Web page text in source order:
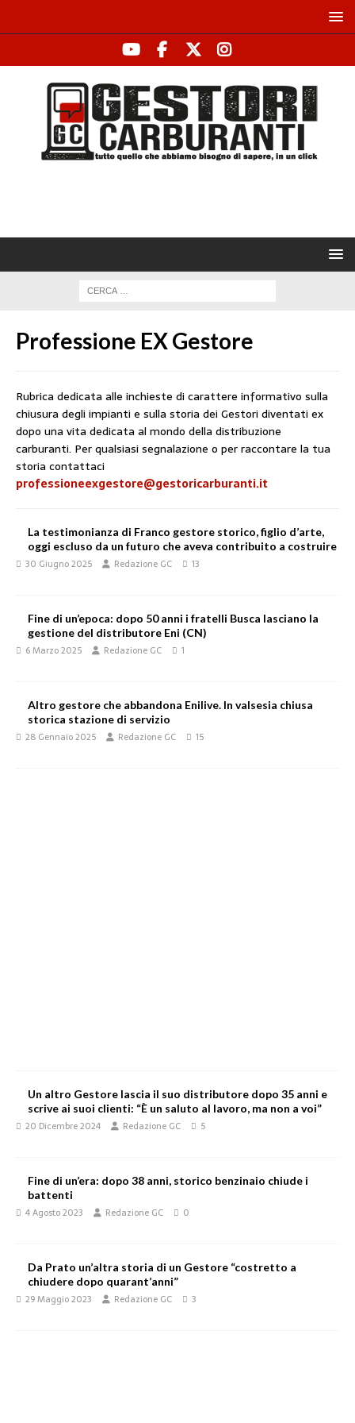
Professione EX Gestore
Rubrica dedicata alle inchieste di carattere informativo sulla
chiusura degli impianti e sulla storia dei Gestori diventati ex
dopo una vita dedicata al mondo della distribuzione
carburanti. Per qualsiasi segnalazione o per raccontare la tua
storia contattaci
professioneexgestore@gestoricarburanti.it
La testimonianza di Franco gestore storico, figlio d’arte,
oggi escluso da un futuro che aveva contribuito a costruire
30 Giugno 2025 Redazione GC 13
Fine di un’epoca: dopo 50 anni i fratelli Busca lasciano la
gestione del distributore Eni (CN)
6 Marzo 2025 Redazione GC 1
Altro gestore che abbandona Enilive. In valsesia chiusa
storica stazione di servizio
28 Gennaio 2025 Redazione GC 15
Un altro Gestore lascia il suo distributore dopo 35 anni e
scrive ai suoi clienti: “È un saluto al lavoro, ma non a voi”
20 Dicembre 2024 Redazione GC 5
Fine di un’era: dopo 38 anni, storico benzinaio chiude i
battenti
4 Agosto 2023 Redazione GC 0
Da Prato un’altra storia di un Gestore “costretto a
chiudere dopo quarant’anni”
29 Maggio 2023 Redazione GC 3